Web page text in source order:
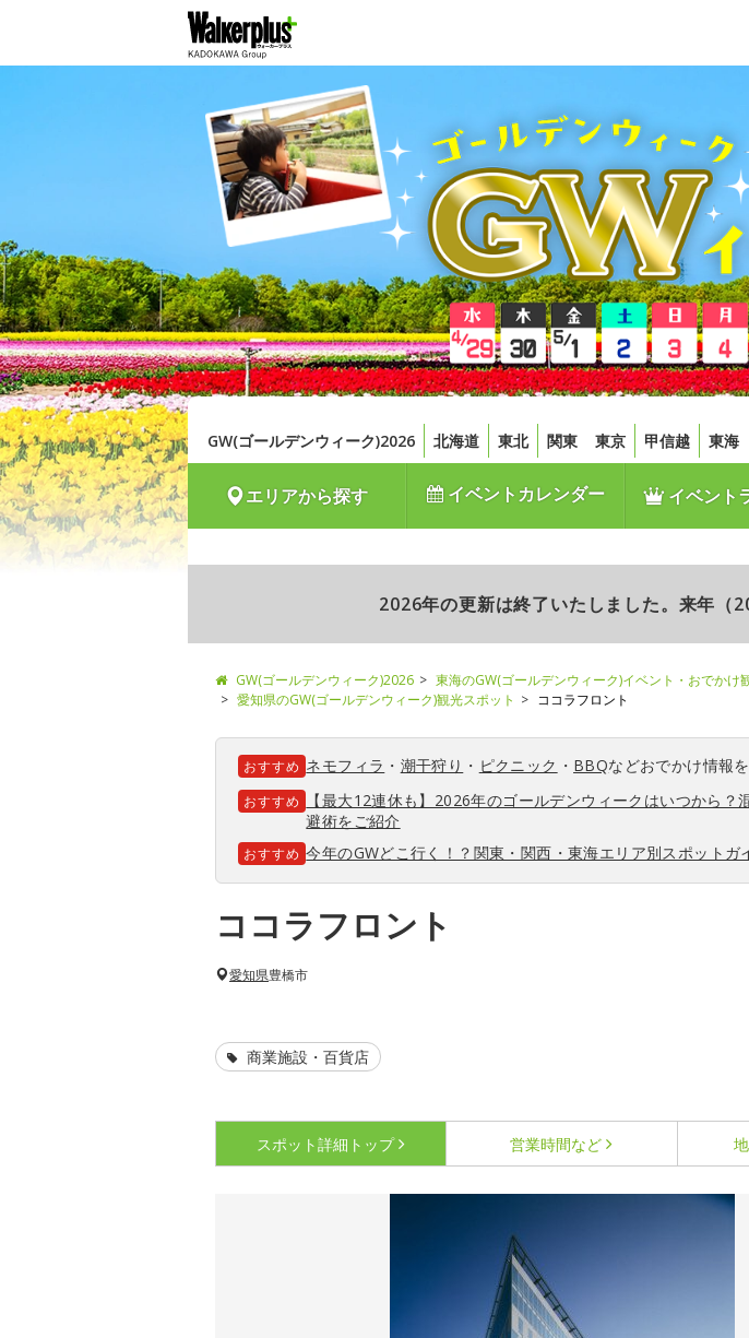
GW(ゴールデンウィーク)2026 北海道 東北 関東 東京 甲信越 東海
エリアから探す イベントカレンダー イベント
2026年の更新は終了いたしました。来年（
GW(ゴールデンウィーク)2026 東海のGW(ゴールデンウィーク)イベント・おでかけ
愛知県のGW(ゴールデンウィーク)観光スポット
ココラフロント
おすすめ ネモフィラ ・ 潮干狩り ・ ピクニック ・ BBQなどおでかけ情報
おすすめ
【最大12連休も】2026年のゴールデンウィークはいつから？
避術をご紹介
おすすめ 今年のGWどこ行く！？関東・関西・東海エリア別スポットガ
ココラフロント
愛知県豊橋市
商業施設・百貨店
スポット詳細 トップ 営業時間など